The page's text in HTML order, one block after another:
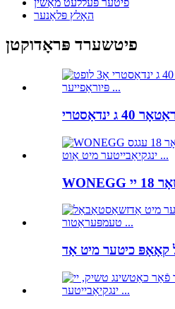
האָלץ פּלאַנער
פיטשערד פּראָדוקטן